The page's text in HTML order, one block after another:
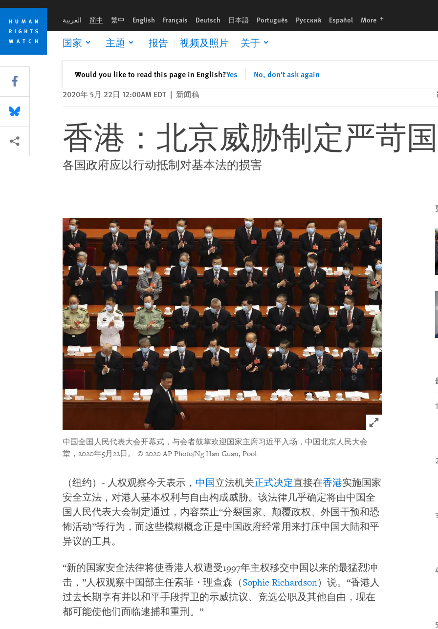
Skip
cookie
privacy
notice
Skip
main
content
العربية 简中 繁中 English Français Deutsch 日本語 Português Русский Español More languages
国家 主题 报告 视频及照片 关于
Would you like to read this page in English?Yes No, don't ask again
✕关闭
2020年 5月 22日 12:00AM EDT | 新闻稿
香港：北京威胁制定严苛
各国政府应以行动抵制对基本法的损害
Click to expand
中国全国人民代表大会开幕式，与会者鼓掌欢迎国家主席习近平入场，中国北京人民大会
堂，2020年5月22日。 © 2020 AP Photo/Ng Han Guan, Pool
（纽约）- 人权观察今天表示， 中国立法机关正式决定直接在香港实施国家
安全立法，对港人基本权利与自由构成威胁。该法律几乎确定将由中国全
国人民代表大会制定通过，内容禁止“分裂国家、颠覆政权、外国干预和恐
怖活动”等行为，而这些模糊概念正是中国政府经常用来打压中国大陆和平
异议的工具。
“新的国家安全法律将使香港人权遭受1997年主权移交中国以来的最猛烈冲
击，”人权观察中国部主任索菲・理查森（Sophie Richardson）说。“香港人
过去长期享有并以和平手段捍卫的示威抗议、竞选公职及其他自由，现在
都可能使他们面临逮捕和重刑。”
Share this via Facebook
Share this via Bluesky
More sharing options